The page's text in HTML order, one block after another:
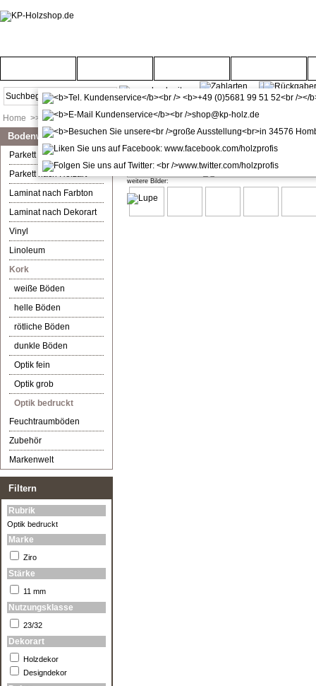
Home >> Bodenwelt >> Kork >> Optik bedruckt
Ziro Corelan Eiche Iceland
weitere Bilder:
Bodenwelt
Parkett nach Farbton
Parkett nach Holzart
Laminat nach Farbton
Laminat nach Dekorart
Vinyl
Linoleum
Kork
weiße Böden
helle Böden
rötliche Böden
dunkle Böden
Optik fein
Optik grob
Optik bedruckt
Feuchtraumböden
Zubehör
Markenwelt
Filtern
Rubrik
Optik bedruckt
Marke
Ziro
Stärke
11 mm
Nutzungsklasse
23/32
Dekorart
Holzdekor
Designdekor